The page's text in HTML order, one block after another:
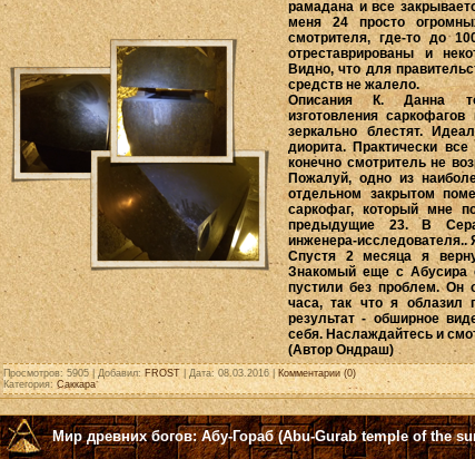
рамадана и все
меня 24 просто
смотрителя, где-то до
отреставрированы и
Видно, что для
средств не жалело.
Описания К. Данна
изготовления
зеркально блестят.
диорита. Практически
конечно смотритель не
Пожалуй, одно из
отдельном закрытом
саркофаг, который мне
предыдущие 23. В
инженера-исследователя..
Спустя 2 месяца я
Знакомый еще с Абусира
пустили без проблем. Он
часа, так что я облазил
результат - обширное
себя. Наслаждайтесь и
(Автор Ондраш)
Просмотров: 5905 | Добавил: FROST | Дата:08.03.2016| Комментарии (0)
Категория:Саккара
Мир древних богов: Абу-Гораб (Abu-Gurab temple of the